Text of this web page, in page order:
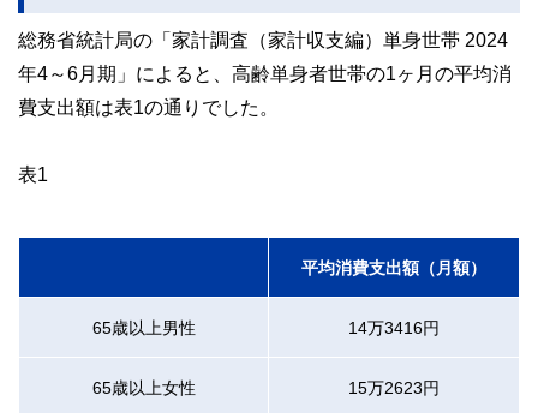
総務省統計局の「家計調査（家計収支編）単身世帯 2024
年4～6月期」によると、高齢単身者世帯の1ヶ月の平均消
費支出額は表1の通りでした。
表1
平均消費支出額（月額）
65歳以上男性 14万3416円
65歳以上女性 15万2623円